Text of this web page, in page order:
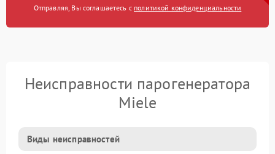
Отправляя, Вы соглашаетесь с политикой конфиденциальности
Неисправности парогенератора
Miele
Виды неисправностей